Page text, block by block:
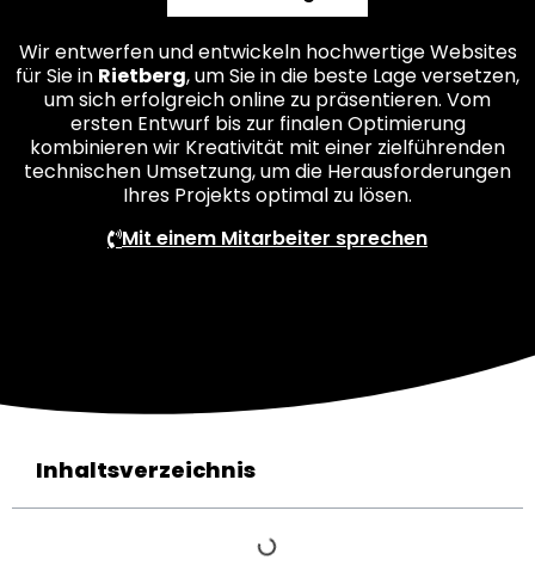
Wir entwerfen und entwickeln hochwertige Websites
für Sie in Rietberg, um Sie in die beste Lage versetzen,
um sich erfolgreich online zu präsentieren. Vom
ersten Entwurf bis zur finalen Optimierung
kombinieren wir Kreativität mit einer zielführenden
technischen Umsetzung, um die Herausforderungen
Ihres Projekts optimal zu lösen.
Mit einem Mitarbeiter sprechen
Inhaltsverzeichnis